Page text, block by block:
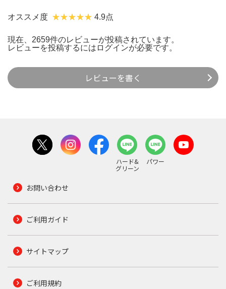
オススメ度 4.9点
現在、2659件のレビューが投稿されています。
レビューを投稿するには ログインが必要です。
レビューを書く
ハード&
グリーン
パワー
お問い合わせ
ご利用ガイド
サイトマップ
ご利用規約